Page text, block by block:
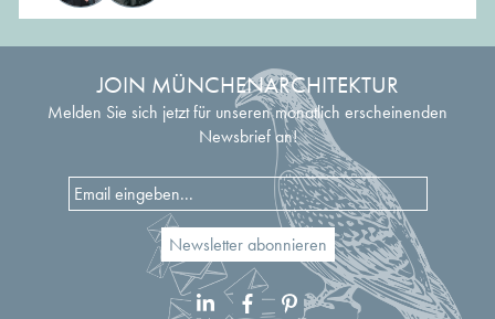
JOIN MÜNCHENARCHITEKTUR
Melden Sie sich jetzt für unseren monatlich erscheinenden
Newsbrief an!